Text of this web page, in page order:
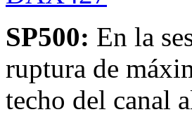
SP500: En la
ruptura de
techo del canal